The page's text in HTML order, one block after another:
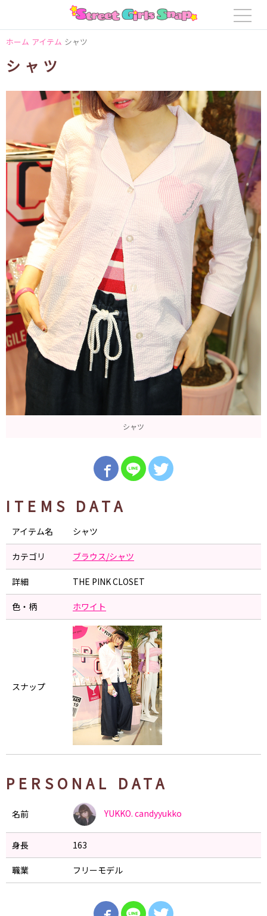
ホーム アイテム シャツ
シャツ
シャツ
ITEMS DATA
アイテム名 シャツ
カテゴリ ブラウス/シャツ
詳細 THE PINK CLOSET
色・柄 ホワイト
スナップ
PERSONAL DATA
名前 YUKKO. candyyukko
身長 163
職業 フリーモデル